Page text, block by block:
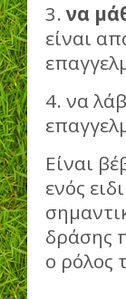
3.να
είναι
4. να
Είναι
ενός
δράσης
ο ρόλος